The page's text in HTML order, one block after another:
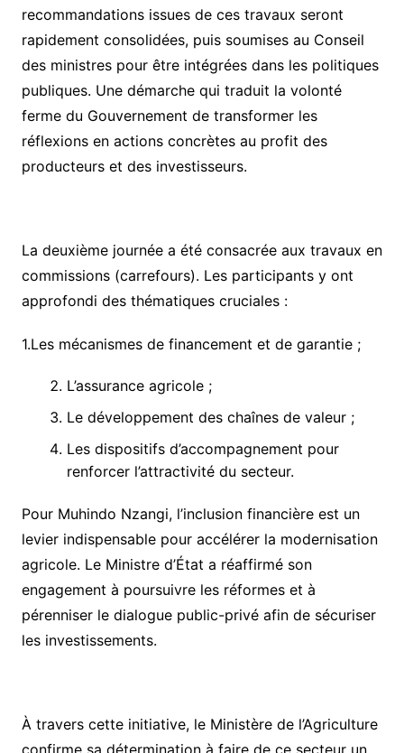
recommandations issues de ces travaux seront
rapidement consolidées, puis soumises au Conseil
des ministres pour être intégrées dans les politiques
publiques. Une démarche qui traduit la volonté
ferme du Gouvernement de transformer les
réflexions en actions concrètes au profit des
producteurs et des investisseurs.
​La deuxième journée a été consacrée aux travaux en
commissions (carrefours). Les participants y ont
approfondi des thématiques cruciales :
1.​Les mécanismes de financement et de garantie ;
​L’assurance agricole ;
​Le développement des chaînes de valeur ;
​Les dispositifs d’accompagnement pour
renforcer l’attractivité du secteur.
​Pour Muhindo Nzangi, l’inclusion financière est un
levier indispensable pour accélérer la modernisation
agricole. Le Ministre d’État a réaffirmé son
engagement à poursuivre les réformes et à
pérenniser le dialogue public-privé afin de sécuriser
les investissements.
​À travers cette initiative, le Ministère de l’Agriculture
confirme sa détermination à faire de ce secteur un